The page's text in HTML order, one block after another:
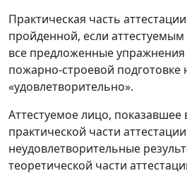
Практическая часть
пройденной, если
все предложенные
пожарно-строевой подготовке
«удовлетворительно».
Аттестуемое лицо,
практической части аттестации
неудовлетворительные
теоретической части